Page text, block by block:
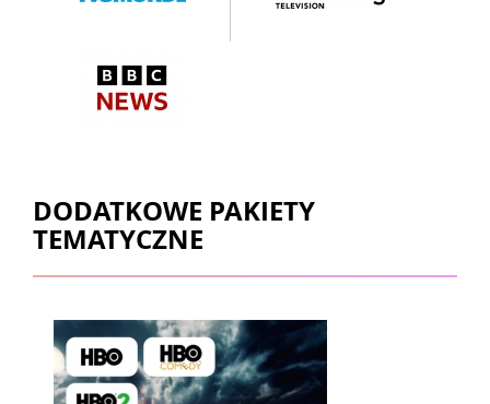
DODATKOWE PAKIETY
TEMATYCZNE